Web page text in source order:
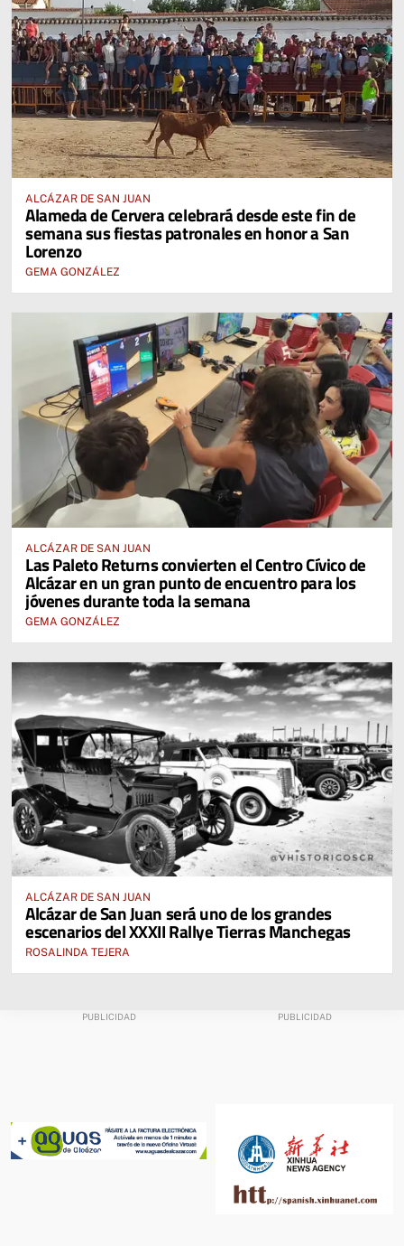
ALCÁZAR DE SAN JUAN
Alameda de Cervera celebrará desde este fin de
semana sus fiestas patronales en honor a San
Lorenzo
GEMA GONZÁLEZ
ALCÁZAR DE SAN JUAN
Las Paleto Returns convierten el Centro Cívico de
Alcázar en un gran punto de encuentro para los
jóvenes durante toda la semana
GEMA GONZÁLEZ
ALCÁZAR DE SAN JUAN
Alcázar de San Juan será uno de los grandes
escenarios del XXXII Rallye Tierras Manchegas
ROSALINDA TEJERA